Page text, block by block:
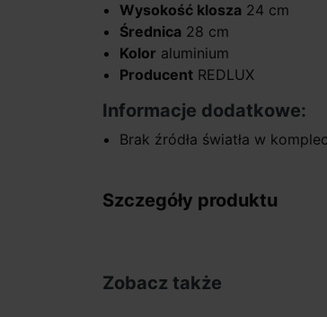
Wysokość klosza 24 cm
Średnica 28 cm
Kolor aluminium
Producent REDLUX
Informacje dodatkowe:
Brak źródła światła w
Szczegóły produktu
Zobacz także